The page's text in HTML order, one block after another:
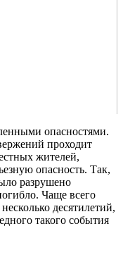
опасностями.
проходит
жителей,
опасность. Так,
разрушено
Чаще всего
десятилетий,
такого события